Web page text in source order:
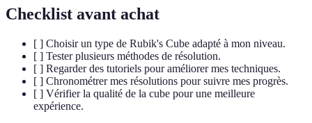
Checklist avant achat
[ ] Choisir un type de Rubik's Cube adapté à mon niveau.
[ ] Tester plusieurs méthodes de résolution.
[ ] Regarder des tutoriels pour améliorer mes techniques.
[ ] Chronométrer mes résolutions pour suivre mes progrès.
[ ] Vérifier la qualité de la cube pour une meilleure
expérience.